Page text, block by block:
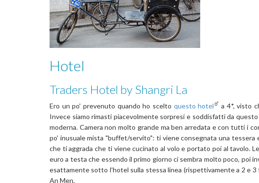
Hotel
Traders Hotel by Shangri La
Ero un po' prevenuto quando ho scelto questo hotel
a 4*, visto
Invece siamo rimasti piacevolmente sorpresi e soddisfatti da
moderna. Camera non molto grande ma ben arredata e con tutti i
po' inusuale mista "buffet/servito": ti viene consegnata una tessera
che ti aggrada che ti viene cucinato al volo e portato poi al tavolo.
euro a testa che essendo il primo giorno ci sembra molto poco, poi
esattamente sotto l'hotel sulla stessa linea (rispettivamente a 2 e 3
An Men.